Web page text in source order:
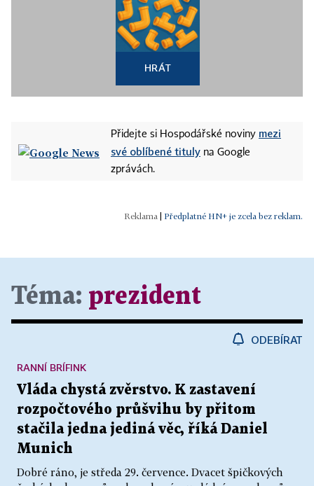
HRÁT
Přidejte si Hospodářské noviny mezi
své oblíbené tituly na Google
zprávách.
Předplatné HN+ je zcela bez reklam.
Téma: prezident
ODEBÍRAT
Vláda chystá zvěrstvo. K zastavení
rozpočtového průšvihu by přitom
stačila jedna jediná věc, říká Daniel
Munich
Dobré ráno, je středa 29. července. Dvacet špičkových
RANNÍ BRÍFINK